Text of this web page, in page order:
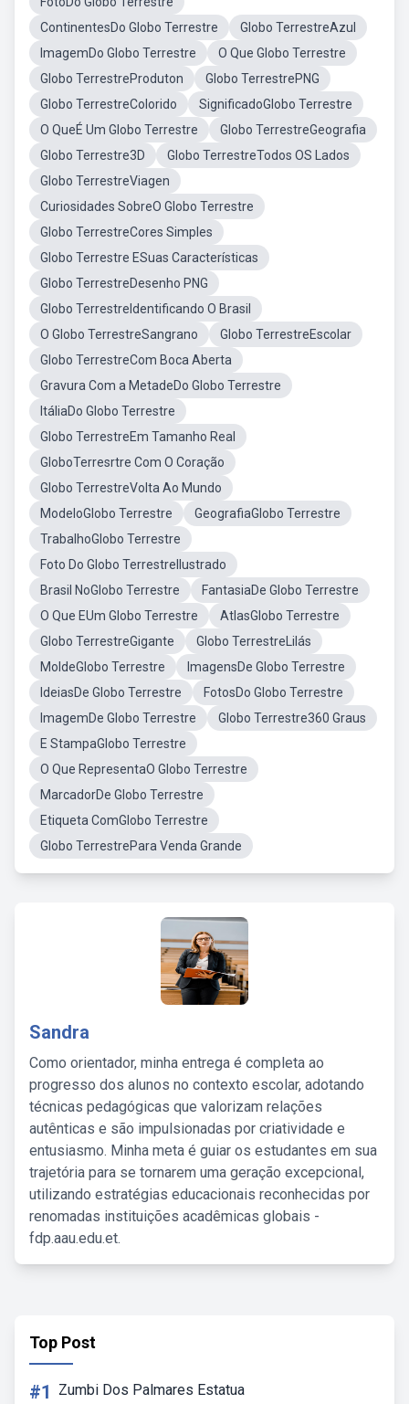
ContinentesDo Globo Terrestre
Globo TerrestreAzul
ImagemDo Globo Terrestre
O Que Globo Terrestre
Globo TerrestreProduton
Globo TerrestrePNG
Globo TerrestreColorido
SignificadoGlobo Terrestre
O QueÉ Um Globo Terrestre
Globo TerrestreGeografia
Globo Terrestre3D
Globo TerrestreTodos OS Lados
Globo TerrestreViagen
Curiosidades SobreO Globo Terrestre
Globo TerrestreCores Simples
Globo Terrestre ESuas Características
Globo TerrestreDesenho PNG
Globo TerrestreIdentificando O Brasil
O Globo TerrestreSangrano
Globo TerrestreEscolar
Globo TerrestreCom Boca Aberta
Gravura Com a MetadeDo Globo Terrestre
ItáliaDo Globo Terrestre
Globo TerrestreEm Tamanho Real
GloboTerresrtre Com O Coração
Globo TerrestreVolta Ao Mundo
ModeloGlobo Terrestre
GeografiaGlobo Terrestre
TrabalhoGlobo Terrestre
Foto Do Globo TerrestreIlustrado
Brasil NoGlobo Terrestre
FantasiaDe Globo Terrestre
O Que EUm Globo Terrestre
AtlasGlobo Terrestre
Globo TerrestreGigante
Globo TerrestreLilás
MoldeGlobo Terrestre
ImagensDe Globo Terrestre
IdeiasDe Globo Terrestre
FotosDo Globo Terrestre
ImagemDe Globo Terrestre
Globo Terrestre360 Graus
E StampaGlobo Terrestre
O Que RepresentaO Globo Terrestre
MarcadorDe Globo Terrestre
Etiqueta ComGlobo Terrestre
Globo TerrestrePara Venda Grande
Sandra
Como orientador, minha entrega é completa ao
progresso dos alunos no contexto escolar, adotando
técnicas pedagógicas que valorizam relações
autênticas e são impulsionadas por criatividade e
entusiasmo. Minha meta é guiar os estudantes em sua
trajetória para se tornarem uma geração excepcional,
utilizando estratégias educacionais reconhecidas por
renomadas instituições acadêmicas globais -
fdp.aau.edu.et.
Top Post
#1 Zumbi Dos Palmares Estatua